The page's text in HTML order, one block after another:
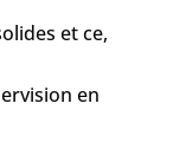
et ce,
en